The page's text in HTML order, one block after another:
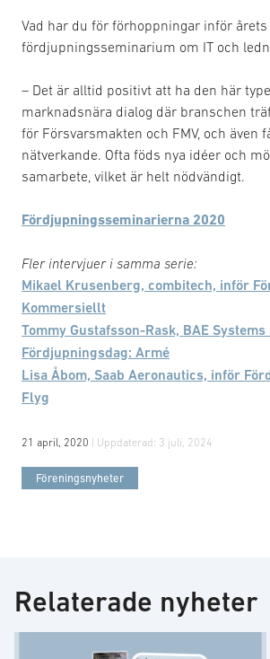
Vad har du för förhoppningar inför årets
fördjupningsseminarium om IT och
– Det är alltid positivt att ha den här
marknadsnära dialog där branschen
för Försvarsmakten och FMV, och även
nätverkande. Ofta föds nya idéer och
samarbete, vilket är helt nödvändigt.
Fördjupningsseminarierna 2020
Fler intervjuer i samma serie:
Mikael Krusenberg, combitech, inför
Kommersiellt
Tommy Gustafsson-Rask, BAE
Fördjupningsdag: Armé
Lisa Åbom, Saab Aeronautics, inför
Flyg
21 april, 2020 | Uppdaterad: 3 juli, 2024
Föreningsnyheter
Relaterade nyheter